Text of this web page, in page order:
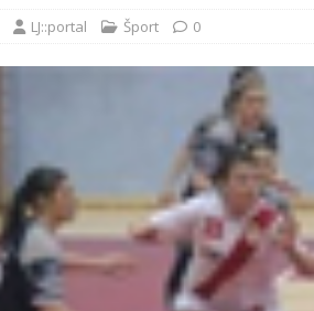
LJ::portal Šport 0